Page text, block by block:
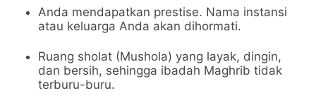
Anda mendapatkan prestise. Nama instansi
atau keluarga Anda akan dihormati.
Ruang sholat (Mushola) yang layak, dingin,
dan bersih, sehingga ibadah Maghrib tidak
terburu-buru.